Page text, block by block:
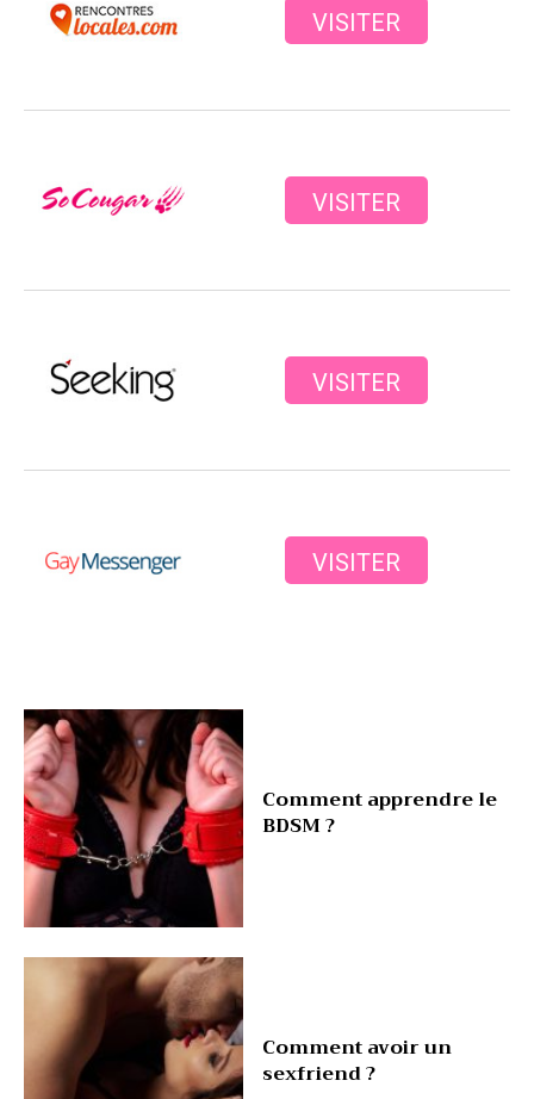
VISITER
VISITER
VISITER
VISITER
Comment apprendre le
BDSM ?
Comment avoir un
sexfriend ?